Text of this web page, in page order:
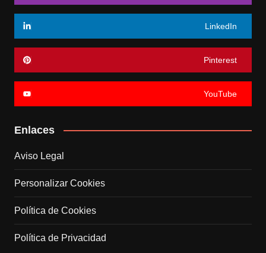
LinkedIn
Pinterest
YouTube
Enlaces
Aviso Legal
Personalizar Cookies
Política de Cookies
Política de Privacidad